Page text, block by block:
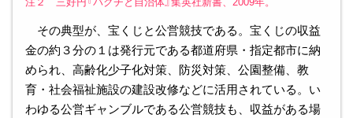
その典型が、宝くじと公営競技である。宝くじの収益
金の約３分の１は発行元である都道府県・指定都市に納
められ、高齢化少子化対策、防災対策、公園整備、教
育・社会福祉施設の建設改修などに活用されている。い
わゆる公営ギャンブルである公営競技も、収益がある場